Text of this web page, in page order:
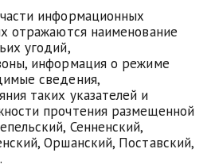
информационных
отражаются наименование
угодий,
информация о режиме
сведения,
таких указателей и
прочтения размещенной
Сенненский,
Оршанский, Поставский,